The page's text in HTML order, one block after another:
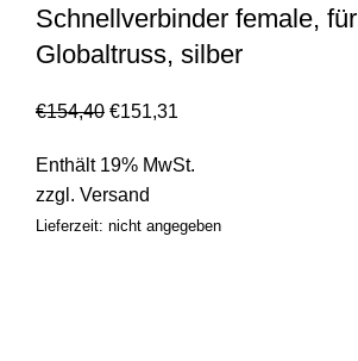
Schnellverbinder female, für
Globaltruss, silber
€154,40 €151,31
Enthält 19% MwSt.
zzgl. Versand
Lieferzeit: nicht angegeben